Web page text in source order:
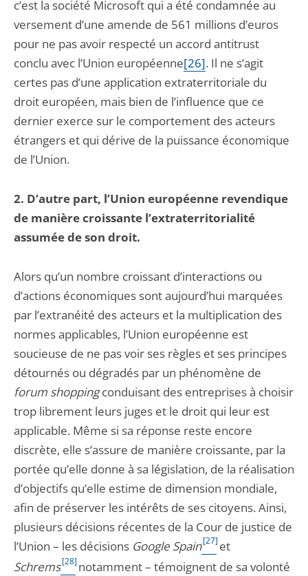
c’est la société Microsoft qui a été condamnée au
versement d’une amende de 561 millions d’euros
pour ne pas avoir respecté un accord antitrust
conclu avec l’Union européenne[26]. Il ne s’agit
certes pas d’une application extraterritoriale du
droit européen, mais bien de l’influence que ce
dernier exerce sur le comportement des acteurs
étrangers et qui dérive de la puissance économique
de l’Union.
2. D’autre part, l’Union européenne revendique
de manière croissante l’extraterritorialité
assumée de son droit.
Alors qu’un nombre croissant d’interactions ou
d’actions économiques sont aujourd’hui marquées
par l’extranéité des acteurs et la multiplication des
normes applicables, l’Union européenne est
soucieuse de ne pas voir ses règles et ses principes
détournés ou dégradés par un phénomène de
forum shoppingconduisant des entreprises à choisir
trop librement leurs juges et le droit qui leur est
applicable. Même si sa réponse reste encore
discrète, elle s’assure de manière croissante, par la
portée qu’elle donne à sa législation, de la réalisation
d’objectifs qu’elle estime de dimension mondiale,
afin de préserver les intérêts de ses citoyens. Ainsi,
plusieurs décisions récentes de la Cour de justice de
l’Union – les décisions Google Spain[27]et
Schrems[28]notamment – témoignent de sa volonté